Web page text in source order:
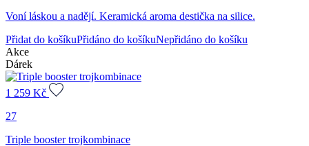
Voní láskou a nadějí. Keramická aroma destička na silice.
Přidat do košíkuPřidáno do košíkuNepřidáno do košíku
Akce
Dárek
1 259 Kč
27
Triple booster trojkombinace